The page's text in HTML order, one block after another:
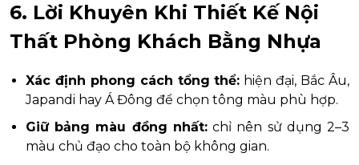
6. Lời Khuyên Khi Thiết Kế Nội
Thất Phòng Khách Bằng Nhựa
Xác định phong cách tổng thể: hiện đại, Bắc Âu,
Japandi hay Á Đông để chọn tông màu phù hợp.
Giữ bảng màu đồng nhất:chỉ nên sử dụng 2–3
màu chủ đạo cho toàn bộ không gian.